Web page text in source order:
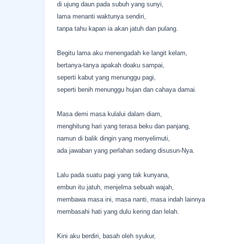
di ujung daun pada subuh yang sunyi,
lama menanti waktunya sendiri,
tanpa tahu kapan ia akan jatuh dan pulang.
Begitu lama aku menengadah ke langit kelam,
bertanya-tanya apakah doaku sampai,
seperti kabut yang menunggu pagi,
seperti benih menunggu hujan dan cahaya damai.
Masa demi masa kulalui dalam diam,
menghitung hari yang terasa beku dan panjang,
namun di balik dingin yang menyelimuti,
ada jawaban yang perlahan sedang disusun-Nya.
Lalu pada suatu pagi yang tak kunyana,
embun itu jatuh, menjelma sebuah wajah,
membawa masa ini, masa nanti, masa indah lainnya
membasahi hati yang dulu kering dan lelah.
Kini aku berdiri, basah oleh syukur,